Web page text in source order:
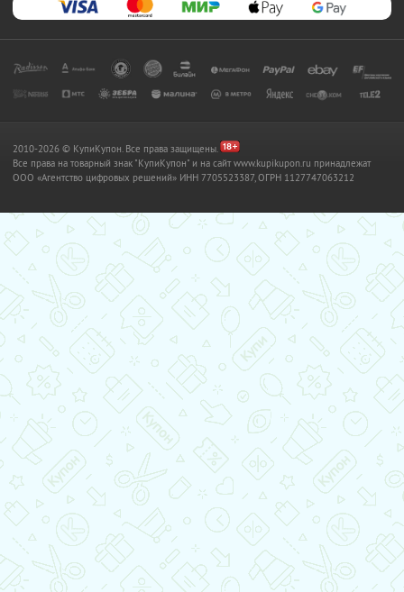
2010-2026 © КупиКупон. Все права защищены.
Все права на товарный знак "КупиКупон" и на сайт www.kupikupon.ru принадлежат
OOO «Агентство цифровых решений» ИНН 7705523387, ОГРН 1127747063212